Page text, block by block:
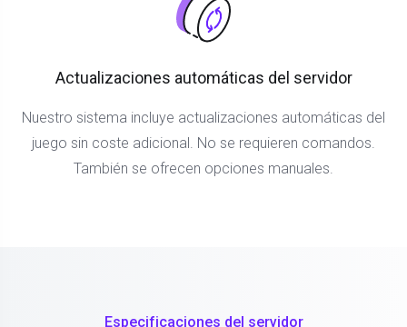
Actualizaciones automáticas del servidor
Nuestro sistema incluye actualizaciones automáticas del
juego sin coste adicional. No se requieren comandos.
También se ofrecen opciones manuales.
Especificaciones del servidor